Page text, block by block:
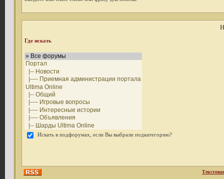
Где искать
Искать в подфорумах, если Вы выбрали подкатегорию?